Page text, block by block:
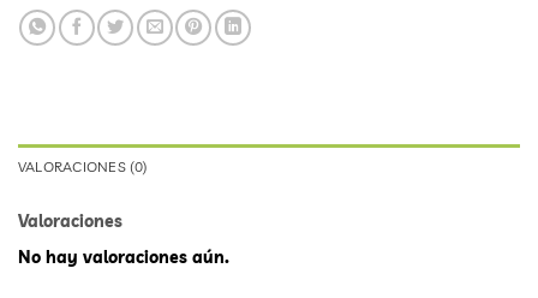
VALORACIONES (0)
Valoraciones
No hay valoraciones aún.